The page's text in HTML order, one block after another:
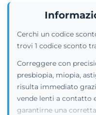
Cerchi un codice
trovi 1 codice sconto
Correggere con
presbiopia, miopia,
risulta immediato
vende lenti a contatto
garantirne una